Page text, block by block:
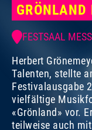
FESTSAAL
Herbert
Talenten, stellte
Festivalausgabe
vielfältige
«Grönland» vor.
teilweise auch